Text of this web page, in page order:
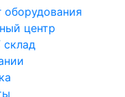
оборудования
центр